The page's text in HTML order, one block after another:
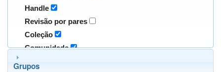
Handle
Revisão por pares
Coleção
Comunidade
Grupos